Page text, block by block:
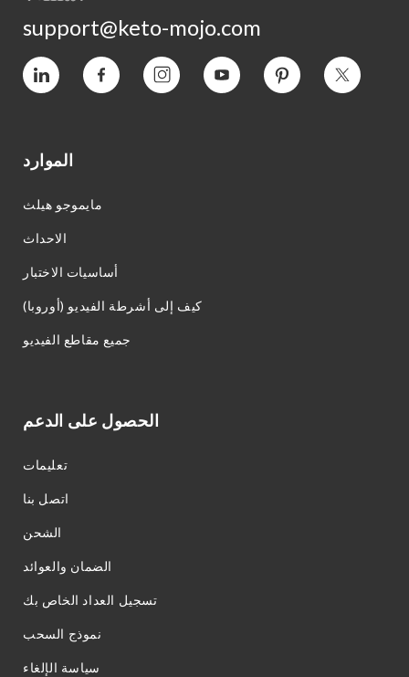
support@keto-mojo.com
فيميو فيسبوك انستغرام يوتيوب بينتيريست التغريد
الموارد
مايموجو هيلث
الاحداث
أساسيات الاختبار
كيف إلى أشرطة الفيديو (أوروبا)
جميع مقاطع الفيديو
الحصول على الدعم
تعليمات
اتصل بنا
الشحن
الضمان والعوائد
تسجيل العداد الخاص بك
نموذج السحب
سياسة الإلغاء